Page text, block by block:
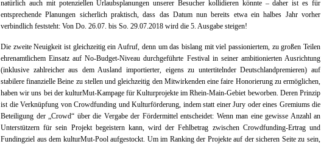
natürlich auch mit potenziellen Urlaubsplanungen unserer Besucher kollidieren könnte – daher ist es für
entsprechende Planungen sicherlich praktisch, dass das Datum nun bereits etwa ein halbes Jahr vorher
verbindlich feststeht: Von Do. 26.07. bis So. 29.07.2018 wird die 5. Ausgabe steigen!
Die zweite Neuigkeit ist gleichzeitig ein Aufruf, denn um das bislang mit viel passioniertem, zu großen Teilen
ehrenamtlichem Einsatz auf No-Budget-Niveau durchgeführte Festival in seiner ambitionierten Ausrichtung
(inklusive zahlreicher aus dem Ausland importierter, eigens zu untertitelnder Deutschlandpremieren) auf
stabilere finanzielle Beine zu stellen und gleichzeitig den Mitwirkenden eine faire Honorierung zu ermöglichen,
haben wir uns bei der kulturMut-Kampage für Kulturprojekte im Rhein-Main-Gebiet beworben. Deren Prinzip
ist die Verknüpfung von Crowdfunding und Kulturförderung, indem statt einer Jury oder eines Gremiums die
Beteiligung der „Crowd“ über die Vergabe der Fördermittel entscheidet: Wenn man eine gewisse Anzahl an
Unterstützern für sein Projekt begeistern kann, wird der Fehlbetrag zwischen Crowdfunding-Ertrag und
Fundingziel aus dem kulturMut-Pool aufgestockt. Um im Ranking der Projekte auf der sicheren Seite zu sein,